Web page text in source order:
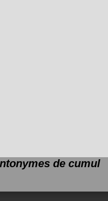
de cumul